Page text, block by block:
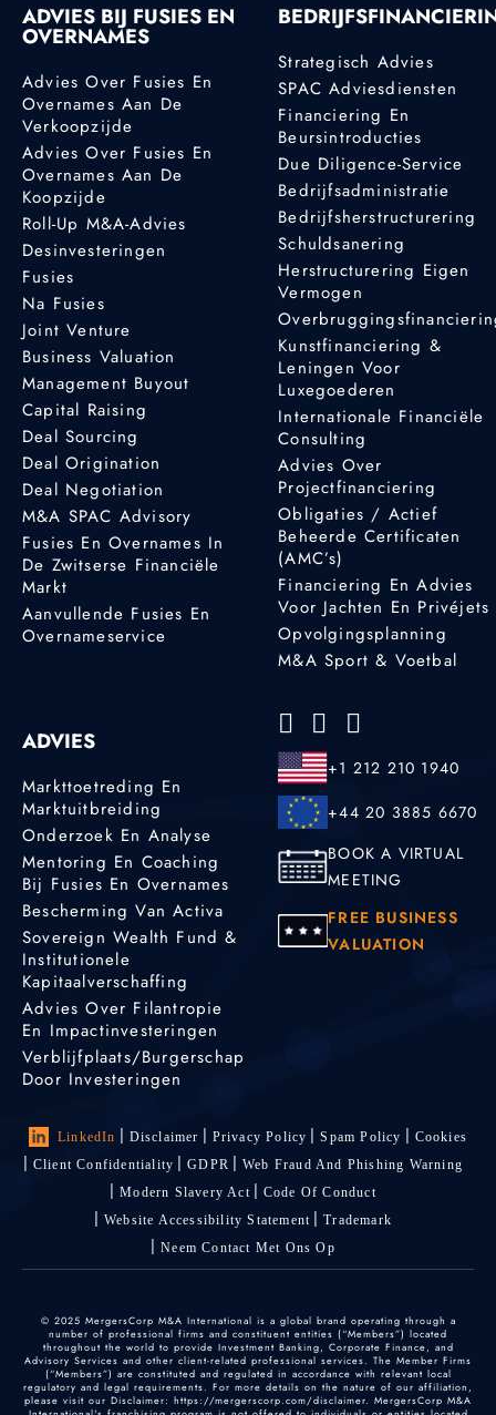
ADVIES BIJ FUSIES EN
OVERNAMES
Advies Over Fusies En
Overnames Aan De
Verkoopzijde
Advies Over Fusies En
Overnames Aan De
Koopzijde
Roll-Up M&A-Advies
Desinvesteringen
Fusies
Na Fusies
Joint Venture
Business Valuation
Management Buyout
Capital Raising
Deal Sourcing
Deal Origination
Deal Negotiation
M&A SPAC Advisory
Fusies En Overnames In
De Zwitserse Financiële
Markt
Aanvullende Fusies En
Overnameservice
Strategisch Advies
SPAC Adviesdiensten
Financiering En
Beursintroducties
Due Diligence-Service
Bedrijfsadministratie
Bedrijfsherstructurering
Schuldsanering
Herstructurering Eigen
Vermogen
Kunstfinanciering &
Leningen Voor
Luxegoederen
Internationale Financiële
Consulting
Advies Over
Projectfinanciering
Obligaties / Actief
Beheerde Certificaten
(AMC’s)
Financiering En Advies
Voor Jachten En Privéjets
Opvolgingsplanning
M&A Sport & Voetbal
ADVIES
Markttoetreding En
Marktuitbreiding
Onderzoek En Analyse
Mentoring En Coaching
Bij Fusies En Overnames
Bescherming Van Activa
Sovereign Wealth Fund &
Institutionele
Kapitaalverschaffing
Advies Over Filantropie
En Impactinvesteringen
Verblijfplaats/burgerschap
Door Investeringen
+1 212 210 1940
+44 20 3885 6670
BOOK A VIRTUAL
MEETING
FREE BUSINESS
VALUATION
LinkedIn Disclaimer Privacy Policy Spam Policy
Cookies
Client Confidentiality
GDPR
Web Fraud And Phishing Warning
Modern Slavery Act
Code Of Conduct
Website Accessibility Statement
Trademark
Neem Contact Met Ons Op
© 2025 MergersCorp M&A International is a global brand operating through a
number of professional firms and constituent entities (“Members”) located
throughout the world to provide Investment Banking, Corporate Finance, and
Advisory Services and other client-related professional services. The Member Firms
(“Members”) are constituted and regulated in accordance with relevant local
regulatory and legal requirements. For more details on the nature of our affiliation,
please visit our Disclaimer: https://mergerscorp.com/disclaimer. MergersCorp M&A